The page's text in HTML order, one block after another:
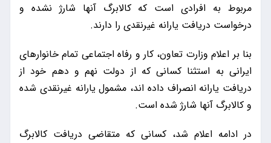
مربوط به افرادی است که کالابرگ آنها شارژ نشده و
درخواست دریافت یارانه غیرنقدی را دارند.
بنا بر اعلام وزارت تعاون، کار و رفاه اجتماعی تمام خانوارهای
ایرانی به استثنا کسانی که از دولت نهم و دهم خود از
دریافت یارانه انصراف داده اند، مشمول یارانه غیرنقدی شده
و کالابرگ آنها شارژ شده است.
در ادامه اعلام شد، کسانی که متقاضی دریافت کالابرگ